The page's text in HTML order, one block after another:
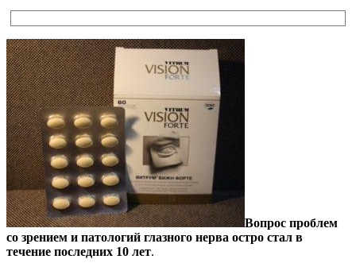
Вопрос проблем
со зрением и патологий глазного нерва остро стал в
течение последних 10 лет.